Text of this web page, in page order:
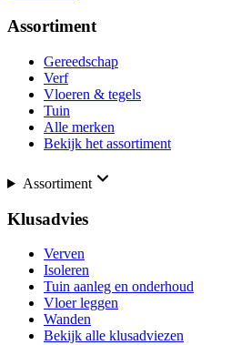
Assortiment
Gereedschap
Verf
Vloeren & tegels
Tuin
Alle merken
Bekijk het assortiment
Assortiment
Klusadvies
Verven
Isoleren
Tuin aanleg en onderhoud
Vloer leggen
Wanden
Bekijk alle klusadviezen